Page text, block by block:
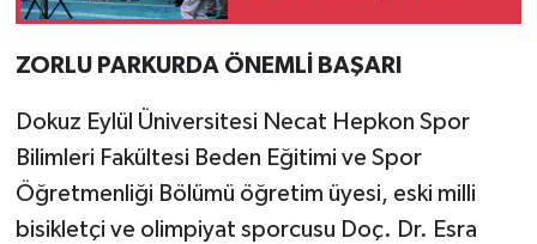
ZORLU PARKURDA ÖNEMLİ BAŞARI
Dokuz Eylül Üniversitesi Necat Hepkon Spor
Bilimleri Fakültesi Beden Eğitimi ve Spor
Öğretmenliği Bölümü öğretim üyesi, eski milli
bisikletçi ve olimpiyat sporcusu Doç. Dr. Esra